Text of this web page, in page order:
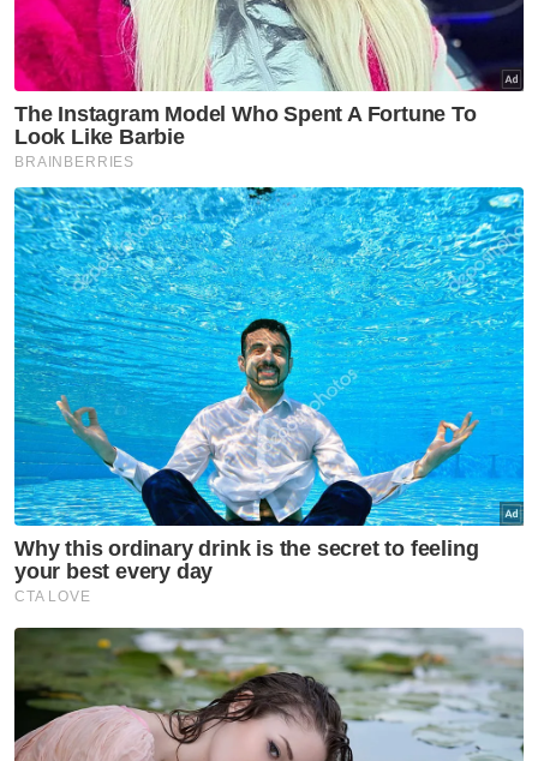
Beliau berkata setakat ini, 1,700 unit
kediaman mampu milik kos rendah telah
diluluskan dan memulakan proses
pembinaan di Johor, bagi memastikan
kakitangan awam di negeri itu tidak terbeban
dengan isu pemilikan rumah.
Program Ramah Mesra Bersama-sama PMX
itu adalah sebahagian daripada siri jelajah
Anwar bersempena dengan kempen Pilihan
Raya Negeri (PRN) Johor ke-16.
Pada PRN kali ini, PH meletakkan calon di
kesemua 56 kerusi DUN merangkumi 20
calon PKR, 19 calon Amanah dan 17 calon
DAP.
Artikel Berkaitan:
Pindah wang simpanan 18 kali dalam dua hari,
penjawat awam rugi RM63,438
Penjawat awam rugi lebih RM22,000 diperdaya